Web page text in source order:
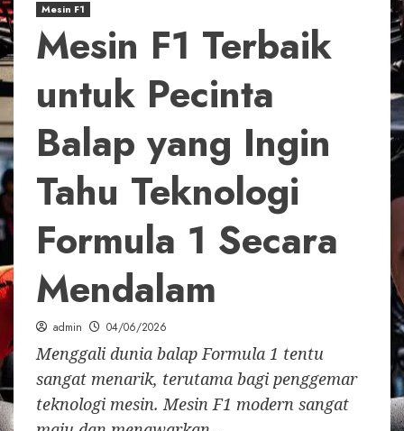
Mesin F1
Mesin F1 Terbaik
untuk Pecinta
Balap yang Ingin
Tahu Teknologi
Formula 1 Secara
Mendalam
admin 04/06/2026
Menggali dunia balap Formula 1 tentu
sangat menarik, terutama bagi penggemar
teknologi mesin. Mesin F1 modern sangat